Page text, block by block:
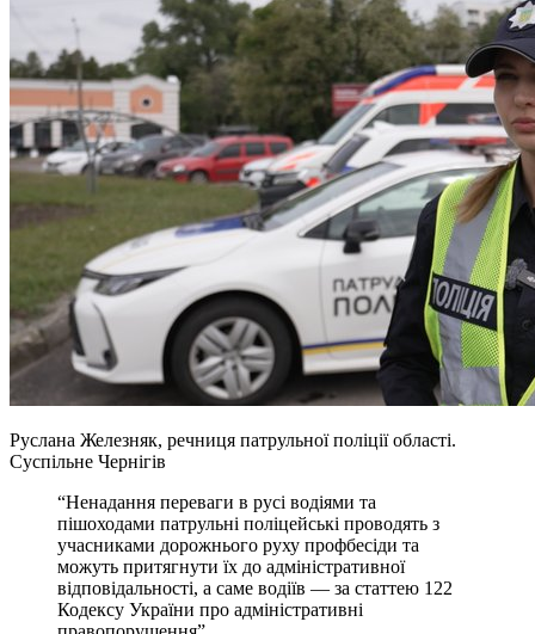
Руслана Железняк, речниця патрульної поліції області.
Суспільне Чернігів
“Ненадання переваги в русі водіями та
пішоходами патрульні поліцейські проводять з
учасниками дорожнього руху профбесіди та
можуть притягнути їх до адміністративної
відповідальності, а саме водіїв — за статтею 122
Кодексу України про адміністративні